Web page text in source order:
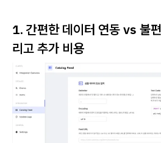
1. 간편한 데이터 연동 vs 불
리고 추가 비용